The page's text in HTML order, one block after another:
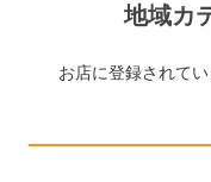
地域カ
お店に登録されて